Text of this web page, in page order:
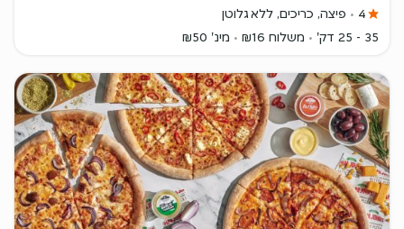
4
פיצה, כריכים, ללא גלוטן
35 - 25 דק'
משלוח ₪16 מינ' ₪50